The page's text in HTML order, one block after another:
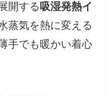
開する吸湿発熱イ
蒸気を熱に変える
手でも暖かい着心